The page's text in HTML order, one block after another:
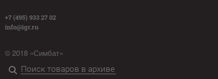
+7 (495) 933 27 02
info@igr.ru
© 2018 «Симбат»